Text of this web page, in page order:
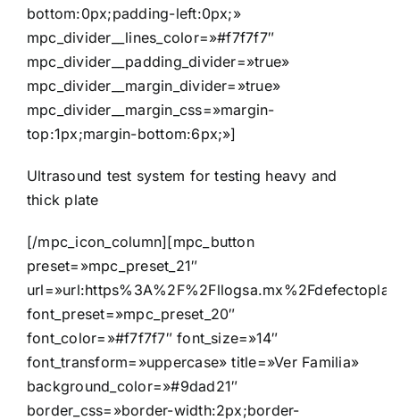
bottom:0px;padding-left:0px;»
mpc_divider__lines_color=»#f7f7f7″
mpc_divider__padding_divider=»true»
mpc_divider__margin_divider=»true»
mpc_divider__margin_css=»margin-
top:1px;margin-bottom:6px;»]
Ultrasound test system for testing heavy and
thick plate
[/mpc_icon_column][mpc_button
preset=»mpc_preset_21″
font_preset=»mpc_preset_20″
font_color=»#f7f7f7″ font_size=»14″
font_transform=»uppercase» title=»Ver Familia»
background_color=»#9dad21″
border_css=»border-width:2px;border-